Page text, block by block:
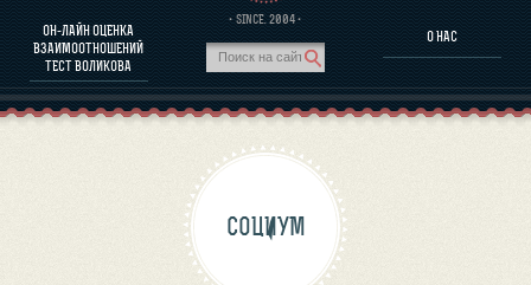
ОН-ЛАЙН ОЦЕНКА
ВЗАИМООТНОШЕНИЙ
ТЕСТ ВОЛИКОВА
· SINCE. 2004 ·
О НАС
О ПРОГРАММЕ
ПРОГНОЗЫ И АНАЛИТИКА
СОЦИУМ